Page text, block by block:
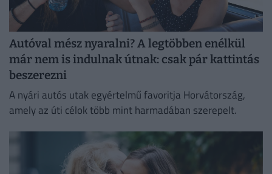
Autóval mész nyaralni? A legtöbben enélkül
már nem is indulnak útnak: csak pár kattintás
beszerezni
A nyári autós utak egyértelmű favoritja Horvátország,
amely az úti célok több mint harmadában szerepelt.